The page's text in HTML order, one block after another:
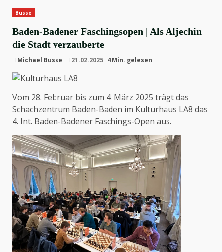
Busse
Baden-Badener Faschingsopen | Als Aljechin
die Stadt verzauberte
Michael Busse 21.02.2025 4 Min. gelesen
Vom 28. Februar bis zum 4. März 2025 trägt das
Schachzentrum Baden-Baden im Kulturhaus LA8 das
4. Int. Baden-Badener Faschings-Open aus.